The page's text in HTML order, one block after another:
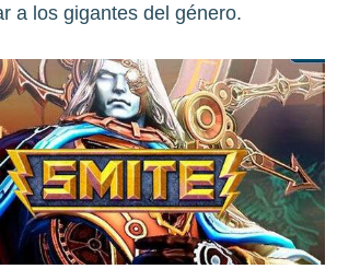
a los gigantes del género.